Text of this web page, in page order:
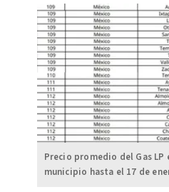
Precio promedio del Gas LP
municipio hasta el 17 de